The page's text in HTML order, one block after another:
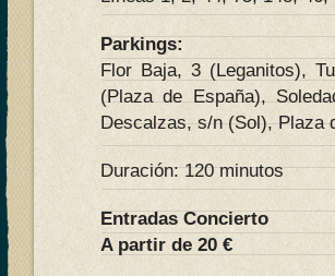
Parkings:
Flor Baja, 3 (Leganitos),
(Plaza de España),
Descalzas, s/n (Sol), Plaza
Duración: 120 minutos
Entradas Concierto
A partir de 20 €